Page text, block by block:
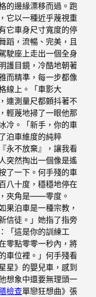
的邊緣漂移而過。跑
它以一種近乎蔑視重
它車身尺寸寬度的停
蹈，流暢、完美，且
駛座上走出一個全身
護目鏡，冷酷地朝著
而精準，每一步都像
線上。「車影大
連測量尺都顫抖著不
輕蔑地掃了一眼他那
冷。「新手，你的車
泊車維度的純粹
永不放棄』，讓我看
突然掏出一個像是遙
了一下。何手殘的車
八十度，穩穩地停在
夾角是——零度。
果泊車是一種宗教，
信徒。」她指了指旁
「這是你的訓練工
零點零零一秒內，將
車位裡。」何手殘看
星》的嬰兒車，感到
想象中還要無理頭一
檢查單戀狂想曲》張